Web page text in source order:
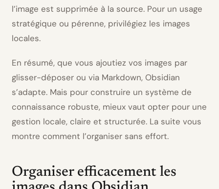
l’image est supprimée à la source. Pour un usage
stratégique ou pérenne, privilégiez les images
locales.
En résumé, que vous ajoutiez vos images par
glisser-déposer ou via Markdown, Obsidian
s’adapte. Mais pour construire un système de
connaissance robuste, mieux vaut opter pour une
gestion locale, claire et structurée. La suite vous
montre comment l’organiser sans effort.
Organiser efficacement les